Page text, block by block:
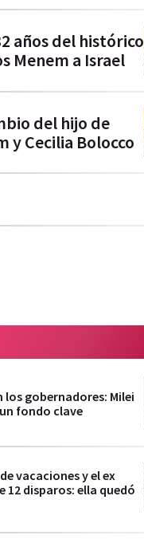
años del histórico
Menem a Israel
del hijo de
y Cecilia Bolocco
los gobernadores: Milei
fondo clave
vacaciones y el ex
12 disparos: ella quedó